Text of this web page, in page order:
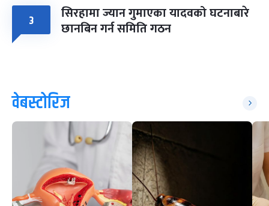
३ सिरहामा ज्यान गुमाएका यादवको घटनाबारे
छानबिन गर्न समिति गठन
वेबस्टोरिज